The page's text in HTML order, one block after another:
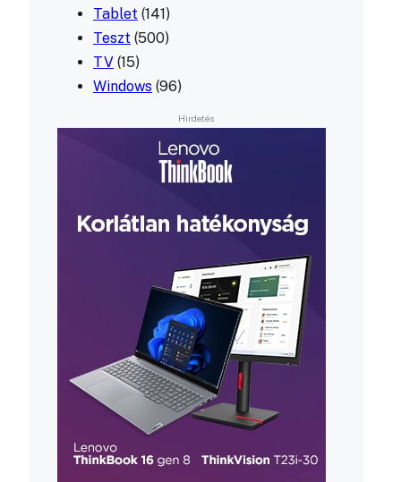
Tablet (141)
Teszt (500)
TV (15)
Windows (96)